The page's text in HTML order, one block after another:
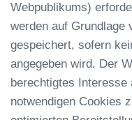
Webpublikums)
werden auf Grundlage
gespeichert, sofern
angegeben wird. Der
berechtigtes Interesse
notwendigen Cookies